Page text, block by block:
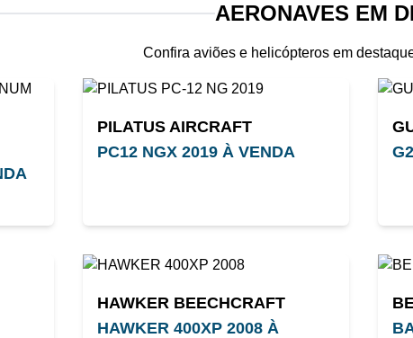
AERONAVES EM
Confira aviões e helicópteros em
PILATUS AIRCRAFT
PC12 NGX 2019 À VENDA
HAWKER BEECHCRAFT
HAWKER 400XP 2008 À